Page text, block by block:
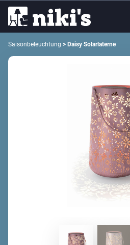
Saisonbeleuchtung > Daisy Solarlaterne